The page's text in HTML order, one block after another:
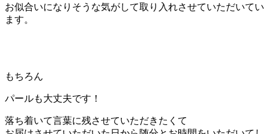
お似合いになりそうな気がして取り入れさせていただいてい
ます。
もちろん
パールも大丈夫です！
落ち着いて言葉に残させていただきたくて